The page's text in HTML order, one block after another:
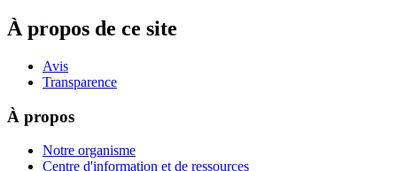
À propos de ce site
Avis
Transparence
À propos
Notre organisme
Centre d'information et de ressources